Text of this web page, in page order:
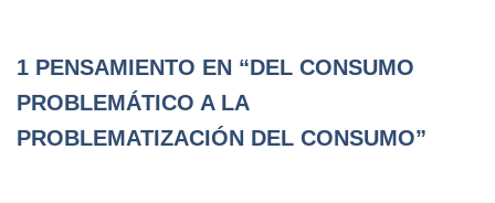
1 PENSAMIENTO EN “DEL CONSUMO
PROBLEMÁTICO A LA
PROBLEMATIZACIÓN DEL CONSUMO”